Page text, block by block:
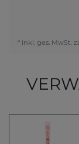
* inkl. ges. MwSt.